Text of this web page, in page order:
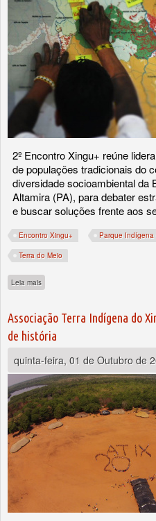
2º Encontro Xingu+ reúne
de populações tradicionais do
diversidade socioambiental da
Altamira (PA), para debater
e buscar soluções frente aos
Encontro Xingu+ Parque Indígena
Terra do Meio
Leia mais sobre Povos do Xingu se unem
Associação Terra Indígena do
de história
quinta-feira, 01 de Outubro de